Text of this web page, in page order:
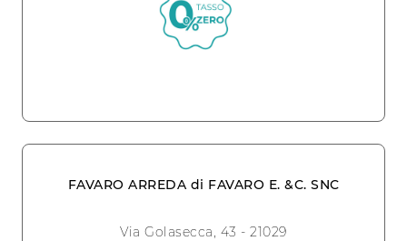
FAVARO ARREDA di FAVARO E. &C. SNC
Via Golasecca, 43 - 21029